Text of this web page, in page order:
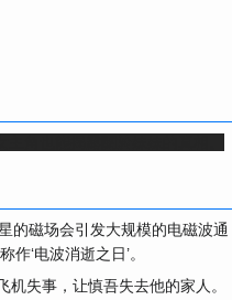
的磁场会引发大规模的电磁波通
‘电波消逝之日’。
失事，让慎吾失去他的家人。